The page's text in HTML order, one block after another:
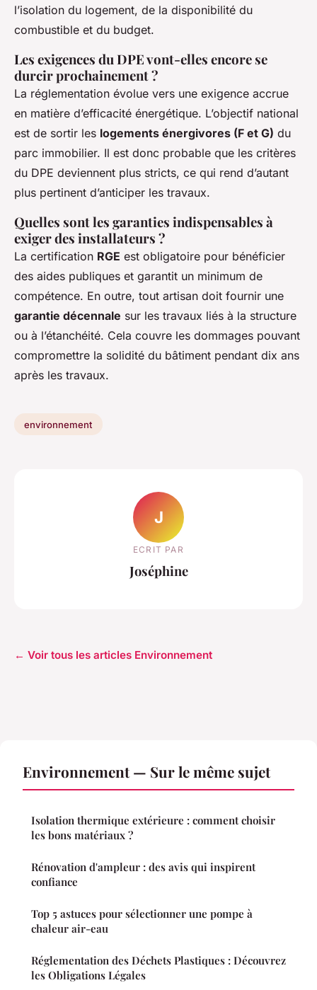
l’isolation du logement, de la disponibilité du
combustible et du budget.
Les exigences du DPE vont-elles encore se
durcir prochainement ?
La réglementation évolue vers une exigence accrue
en matière d’efficacité énergétique. L’objectif national
est de sortir les logements énergivores (F et G) du
parc immobilier. Il est donc probable que les critères
du DPE deviennent plus stricts, ce qui rend d’autant
plus pertinent d’anticiper les travaux.
Quelles sont les garanties indispensables à
exiger des installateurs ?
La certification RGE est obligatoire pour bénéficier
des aides publiques et garantit un minimum de
compétence. En outre, tout artisan doit fournir une
garantie décennale sur les travaux liés à la structure
ou à l’étanchéité. Cela couvre les dommages pouvant
compromettre la solidité du bâtiment pendant dix ans
après les travaux.
environnement
J
ECRIT PAR
Joséphine
← Voir tous les articles Environnement
Environnement — Sur le même sujet
Isolation thermique extérieure : comment choisir
les bons matériaux ?
Rénovation d'ampleur : des avis qui inspirent
confiance
Top 5 astuces pour sélectionner une pompe à
chaleur air-eau
Réglementation des Déchets Plastiques : Découvrez
les Obligations Légales